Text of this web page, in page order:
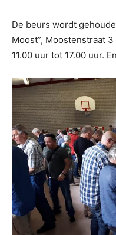
De beurs wordt
Moost”, Moostenstraat
11.00 uur tot 17.00 uur.